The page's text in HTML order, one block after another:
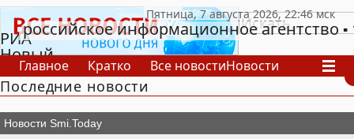
РИА
Новый
День
российское информационное агентство
Главное Кратко Все новостиНовости
В России
В мире
СпецпроектыПроекты Архив
Последние новости